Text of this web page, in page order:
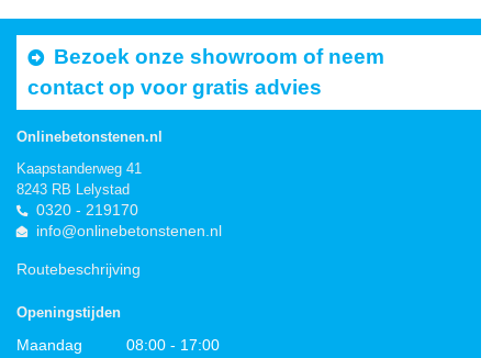
Bezoek onze showroom of neem
contact op voor gratis advies
Onlinebetonstenen.nl
Kaapstanderweg 41
8243 RB Lelystad
0320 - 219170
info@onlinebetonstenen.nl
Routebeschrijving
Openingstijden
Maandag
08:00 - 17:00